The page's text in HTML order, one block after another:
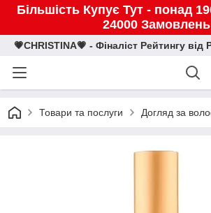
Більшість Купує Тут - понад
24000 Замовлень
💗CHRISTINA💗 - Фіналіст Рейтингу
Товари та послуги Догляд за